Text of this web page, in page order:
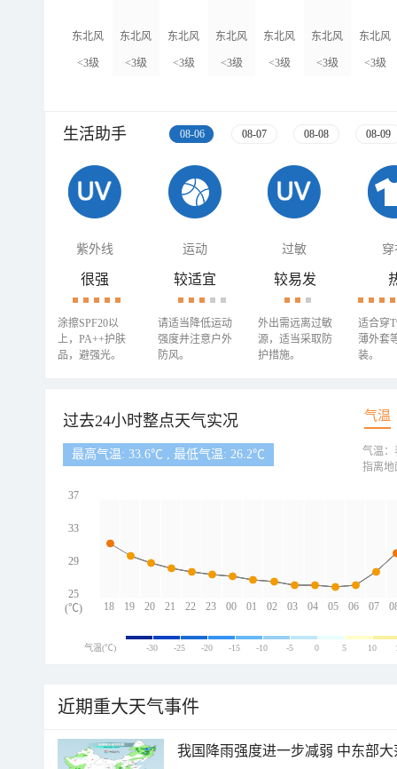
东北风
<3级
东北风
<3级
东北风
<3级
东北风
<3级
东北风
<3级
东北风
<3级
东北风
<3级
生活助手 08-06 08-07 08-08 08-09
紫外线 运动 过敏 穿
很强
涂擦SPF20以
上，PA++护肤
品，避强光。
较适宜
请适当降低运动
强度并注意户外
防风。
较易发
外出需远离过敏
源，适当采取防
护措施。
适合穿
薄外套
装。
过去24小时整点天气实况 气温
最高气温: 33.6℃ , 最低气温: 26.2℃
18 19 20 21 22 23 00 01 02 03 04 05 06 07
37
33
29
25
(℃)
气温：
指离地
气温(℃) -30 -25 -20 -15 -10 -5 0 5 10
近期重大天气事件
我国降雨强度进一步减弱 中东部